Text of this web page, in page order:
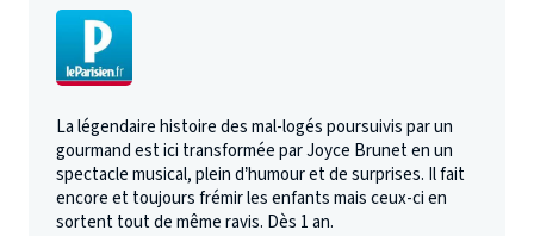
La légendaire histoire des mal-logés poursuivis par un
gourmand est ici transformée par Joyce Brunet en un
spectacle musical, plein d’humour et de surprises. Il fait
encore et toujours frémir les enfants mais ceux-ci en
sortent tout de même ravis. Dès 1 an.